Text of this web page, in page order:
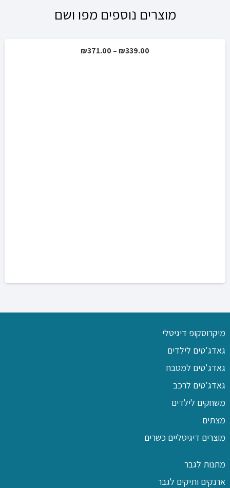
מוצרים נוספים מפו ושם
₪339.00
–
₪371.00
מיקרוסקופ דיגיטלי
גאדג'טים לילדים
גאדג'טים למטבח
גאדג'טים לרכב
משחקים לילדים
מצתים
מוצרים דיגיטליים כשרים
מתנות לגבר
ארנקים ותיקים לגבר